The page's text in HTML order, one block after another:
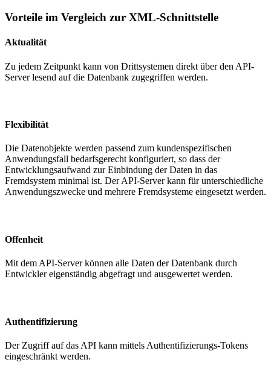
Vorteile im Vergleich zur XML-Schnittstelle
Aktualität
Zu jedem Zeitpunkt kann von Drittsystemen direkt über den API-
Server lesend auf die Datenbank zugegriffen werden.
Flexibilität
Die Datenobjekte werden passend zum kundenspezifischen
Anwendungsfall bedarfsgerecht konfiguriert, so dass der
Entwicklungsaufwand zur Einbindung der Daten in das
Fremdsystem minimal ist. Der API-Server kann für unterschiedliche
Anwendungszwecke und mehrere Fremdsysteme eingesetzt werden.
Offenheit
Mit dem API-Server können alle Daten der Datenbank durch
Entwickler eigenständig abgefragt und ausgewertet werden.
Authentifizierung
Der Zugriff auf das API kann mittels Authentifizierungs-Tokens
eingeschränkt werden.